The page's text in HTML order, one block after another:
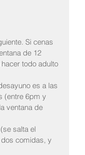
Si cenas
de 12
todo adulto
es a las
(entre 6pm y
ventana de
salta el
comidas, y